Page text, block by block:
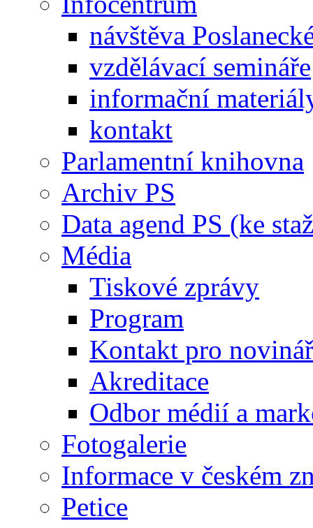
návštěva
vzdělávací semináře
informační
kontakt
Parlamentní knihovna
Archiv PS
Data agend PS (ke
Média
Tiskové zprávy
Program
Kontakt pro
Akreditace
Odbor médií a
Fotogalerie
Informace v českém
Petice